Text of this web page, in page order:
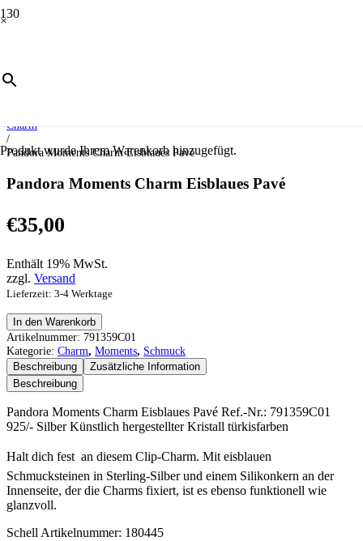
×
Produktwurde Ihrem Warenkorb hinzugefügt.
/
Charm
/
Pandora Moments Charm Eisblaues Pavé
Pandora Moments Charm Eisblaues Pavé
€35,00
Enthält 19% MwSt.
zzgl. Versand
Lieferzeit: 3-4 Werktage
Pandora
Moments
Charm
Eisblaues
Pavé
Menge
In den Warenkorb
Artikelnummer: 791359C01
Kategorie: Charm, Moments, Schmuck
Beschreibung
Zusätzliche Information
Beschreibung
Pandora Moments Charm Eisblaues Pavé Ref.-Nr.: 791359C01
925/- Silber Künstlich hergestellter Kristall türkisfarben
Halt dich fest  an diesem Clip-Charm. Mit eisblauen
Schmucksteinen in Sterling-Silber und einem Silikonkern an der
Innenseite, der die Charms fixiert, ist es ebenso funktionell wie
glanzvoll.
Schell Artikelnummer: 180445